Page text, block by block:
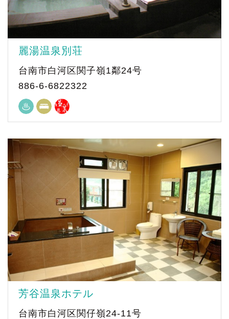
麗湯温泉別荘
台南市白河区関子嶺1鄰24号
886-6-6822322
芳谷温泉ホテル
台南市白河区関仔嶺24-11号